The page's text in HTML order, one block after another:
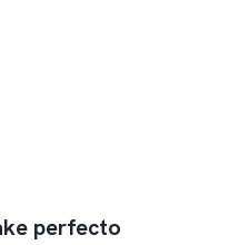
perfecto